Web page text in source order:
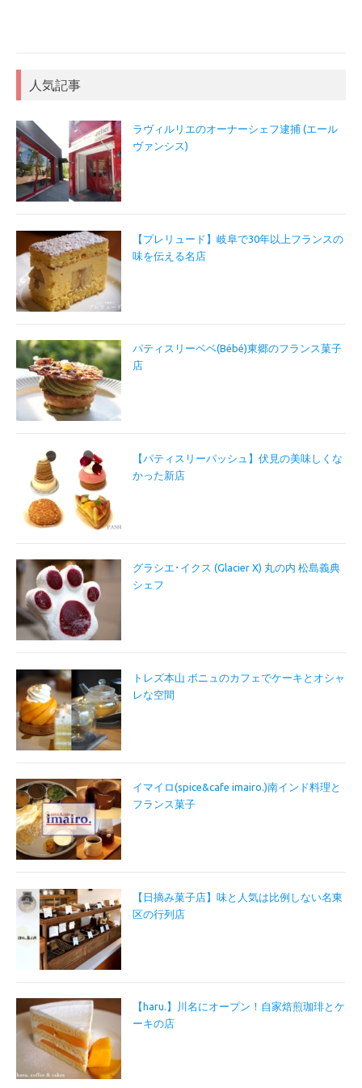
人気記事
ラヴィルリエのオーナーシェフ逮捕 (エール
ヴァンシス)
【プレリュード】岐阜で30年以上フランスの
味を伝える名店
パティスリーベベ(Bébé)東郷のフランス菓子
店
【パティスリーパッシュ】伏見の美味しくな
かった新店
グラシエ･イクス (Glacier X) 丸の内 松島義典
シェフ
トレズ本山 ボニュのカフェでケーキとオシャ
レな空間
イマイロ(spice&cafe imairo.)南インド料理と
フランス菓子
【日摘み菓子店】味と人気は比例しない名東
区の行列店
【haru.】川名にオープン！自家焙煎珈琲とケ
ーキの店